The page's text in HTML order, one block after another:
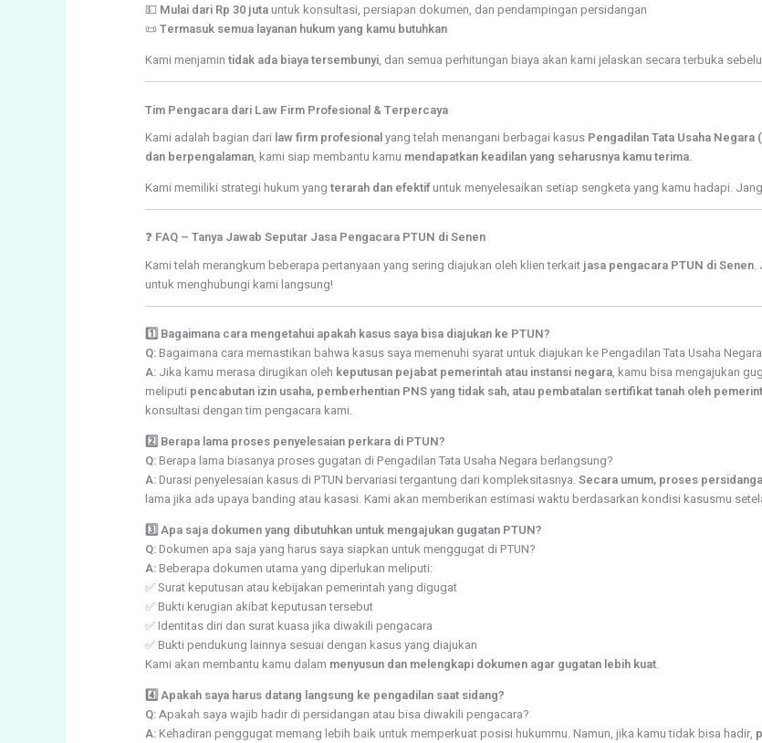
💵 Mulai dari Rp 30 jutauntuk konsultasi, persiapan dokumen, dan pendampingan persidangan
📜 Termasuk semua layanan hukum yang kamu butuhkan
Kami menjamin tidak ada biaya tersembunyi, dan semua perhitungan biaya akan kami jelaskan secara terbuka
Tim Pengacara dari Law Firm Profesional & Terpercaya
Kami adalah bagian dari law firm profesionalyang telah menangani berbagai kasus Pengadilan Tata Usaha Negara
dan berpengalaman, kami siap membantu kamu mendapatkan keadilan yang seharusnya kamu terima.
Kami memiliki strategi hukum yang terarah dan efektifuntuk menyelesaikan setiap sengketa yang kamu hadapi.
❓ FAQ – Tanya Jawab Seputar Jasa Pengacara PTUN di Senen
Kami telah merangkum beberapa pertanyaan yang sering diajukan oleh klien terkait jasa pengacara PTUN di Senen.
untuk menghubungi kami langsung!
1️⃣ Bagaimana cara mengetahui apakah kasus saya bisa diajukan ke PTUN?
Q:Bagaimana cara memastikan bahwa kasus saya memenuhi syarat untuk diajukan ke Pengadilan Tata Usaha
A:Jika kamu merasa dirugikan oleh keputusan pejabat pemerintah atau instansi negara, kamu bisa mengajukan
meliputi pencabutan izin usaha, pemberhentian PNS yang tidak sah, atau pembatalan sertifikat tanah oleh
konsultasi dengan tim pengacara kami.
2️⃣ Berapa lama proses penyelesaian perkara di PTUN?
Q:Berapa lama biasanya proses gugatan di Pengadilan Tata Usaha Negara berlangsung?
A:Durasi penyelesaian kasus di PTUN bervariasi tergantung dari kompleksitasnya.Secara umum, proses
lama jika ada upaya banding atau kasasi. Kami akan memberikan estimasi waktu berdasarkan kondisi kasusmu
3️⃣ Apa saja dokumen yang dibutuhkan untuk mengajukan gugatan PTUN?
Q:Dokumen apa saja yang harus saya siapkan untuk menggugat di PTUN?
A:Beberapa dokumen utama yang diperlukan meliputi:
✅ Surat keputusan atau kebijakan pemerintah yang digugat
✅ Bukti kerugian akibat keputusan tersebut
✅ Identitas diri dan surat kuasa jika diwakili pengacara
✅ Bukti pendukung lainnya sesuai dengan kasus yang diajukan
Kami akan membantu kamu dalam menyusun dan melengkapi dokumen agar gugatan lebih kuat.
4️⃣ Apakah saya harus datang langsung ke pengadilan saat sidang?
Q:Apakah saya wajib hadir di persidangan atau bisa diwakili pengacara?
A:Kehadiran penggugat memang lebih baik untuk memperkuat posisi hukummu. Namun, jika kamu tidak bisa hadir,